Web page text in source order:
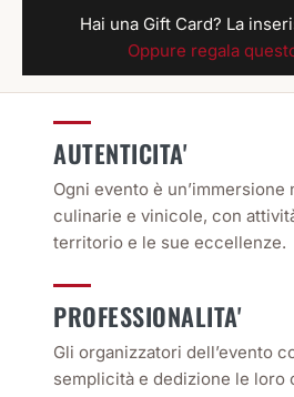
Hai una Gift Card? La
Oppure regala
AUTENTICITA'
Ogni evento è
culinarie e vinicole, con
territorio e le sue eccellenze.
PROFESSIONALITA'
Gli organizzatori dell’evento
semplicità e dedizione le loro